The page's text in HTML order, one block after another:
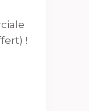
!